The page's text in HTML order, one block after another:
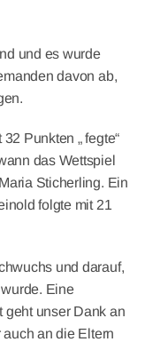
und es wurde
davon ab,
Punkten „ fegte“
das Wettspiel
Sticherling. Ein
folgte mit 21
und darauf,
Eine
geht unser Dank an
an die Eltern